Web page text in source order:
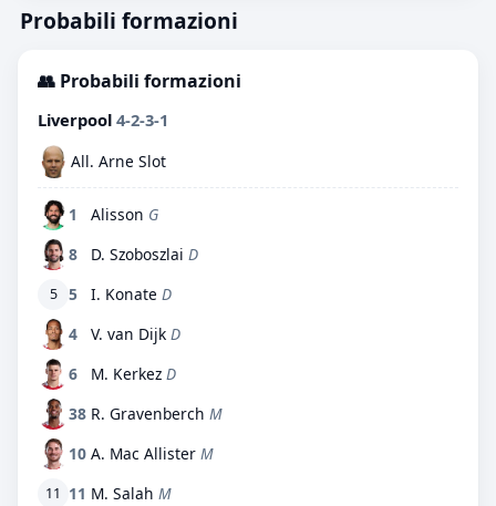
Probabili formazioni
👥 Probabili formazioni
Liverpool 4-2-3-1
All. Arne Slot
1 Alisson G
8
D. Szoboszlai D
5 5 I. Konate D
4
V. van Dijk D
6
M. Kerkez D
38 R. Gravenberch M
10 A. Mac Allister M
11 11 M. Salah M